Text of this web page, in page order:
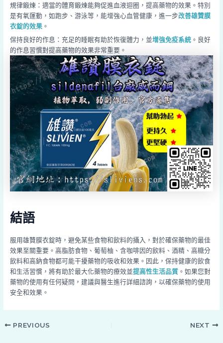
規律鍛煉：適當的體育鍛煉能夠促進血液迴圈，提高藥物的效果。特別
是有氧運動，如跑步、游泳等，能增強心血管健康，進一步改善雄贊膜
衣錠的效果。
保持良好的作息：充足的睡眠有助於恢復體力，並增強免疫系統。良好
的作息習慣對提高藥物的效果非常重要。
結語
服用雄贊膜衣錠時，避免某些食物和飲料的攝入，對於確保藥物的最佳
效果至關重要。高脂肪食物、葡萄柚、含咖啡因的飲料、酒精、高糖分
飲料和高鈉食物都可能干擾藥物的吸收和效果。因此，保持健康的飲食
和生活習慣，將有助於最大化藥物的療效並提高性生活品質。如果您對
藥物的使用有任何疑問，建議與醫生進行詳細諮詢，以確保藥物的使用
安全和效果。
PREVIOUS NEXT